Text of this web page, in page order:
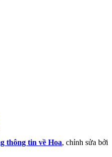
thông tin về Hoa, chỉnh sửa bởi